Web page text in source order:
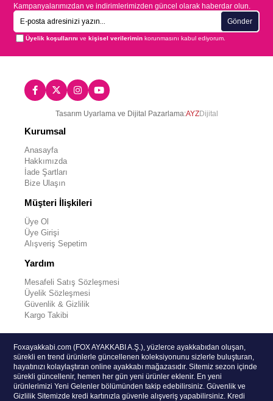
Kampanyalarımızdan ve indirimlerimizden güncel olarak haberdar olun.
Gönder
Üyelik koşullarını vekişisel verilerimin korunmasını kabul ediyorum.
Tasarım Uyarlama ve Dijital Pazarlama:AYZDijital
Kurumsal
Anasayfa
Hakkımızda
İade Şartları
Bize Ulaşın
Müşteri İlişkileri
Üye Ol
Üye Girişi
Alışveriş Sepetim
Yardım
Mesafeli Satış Sözleşmesi
Üyelik Sözleşmesi
Güvenlik & Gizlilik
Kargo Takibi
Foxayakkabi.com (FOX AYAKKABI A.Ş.), yüzlerce ayakkabıdan oluşan,
sürekli en trend ürünlerle güncellenen koleksiyonunu sizlerle buluşturan,
hayatınızı kolaylaştıran online ayakkabı mağazasıdır. Sitemiz sezon içinde
sürekli güncellenir, hemen her gün yeni ürünler eklenir. En yeni
ürünlerimizi Yeni Gelenler bölümünden takip edebilirsiniz. Güvenlik ve
Gizlilik Sitemizde kredi kartınızla güvenle alışveriş yapabilirsiniz. Kredi